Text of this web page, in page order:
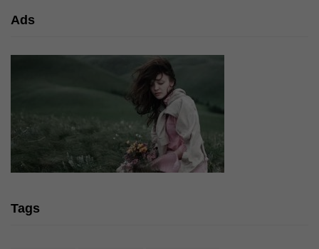
Ads
Tags